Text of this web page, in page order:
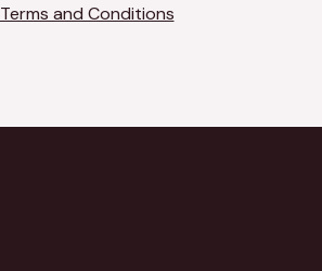
Terms and Conditions